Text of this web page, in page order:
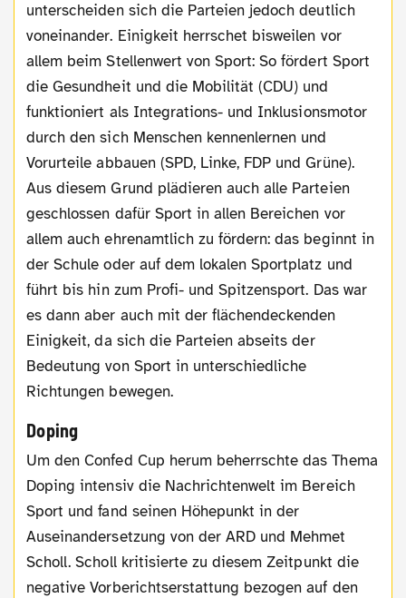
unterscheiden sich die Parteien jedoch deutlich
voneinander. Einigkeit herrschet bisweilen vor
allem beim Stellenwert von Sport: So fördert Sport
die Gesundheit und die Mobilität (CDU) und
funktioniert als Integrations- und Inklusionsmotor
durch den sich Menschen kennenlernen und
Vorurteile abbauen (SPD, Linke, FDP und Grüne).
Aus diesem Grund plädieren auch alle Parteien
geschlossen dafür Sport in allen Bereichen vor
allem auch ehrenamtlich zu fördern: das beginnt in
der Schule oder auf dem lokalen Sportplatz und
führt bis hin zum Profi- und Spitzensport. Das war
es dann aber auch mit der flächendeckenden
Einigkeit, da sich die Parteien abseits der
Bedeutung von Sport in unterschiedliche
Richtungen bewegen.
Doping
Um den Confed Cup herum beherrschte das Thema
Doping intensiv die Nachrichtenwelt im Bereich
Sport und fand seinen Höhepunkt in der
Auseinandersetzung von der ARD und Mehmet
Scholl. Scholl kritisierte zu diesem Zeitpunkt die
negative Vorberichtserstattung bezogen auf den